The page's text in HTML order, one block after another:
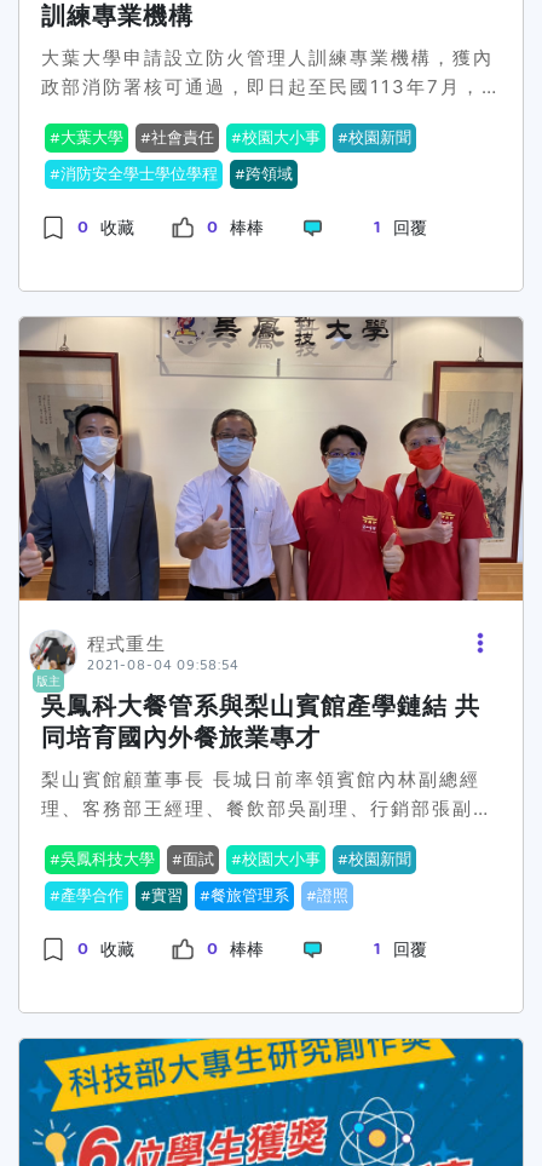
訓練專業機構
大葉大學申請設立防火管理人訓練專業機構，獲內
政部消防署核可通過，即日起至民國113年7月，
防安全學士學位學程講師林璟汶表示，根據相關法
規，公共場所必須有專人擔任防火管理人，且防火
災害預防能力以及緊急應變能力。有感於大學的社
業機構，結合學校跨領域的師資與專業實驗室設
備，提供初訓、複訓課程，培訓防火管理人防災能
力，共同為公共場所消防安全把關。消防安全學程
助理教授周中祺進一步說，防火管理人訓練課程包
含學科與術科，除了相關知識講述，也會安排學員
體驗室內消防栓、滅火器操作、垂降等實務訓練。
消防安全學程主任葉啟輝說，大葉大學長期與彰化
縣消防局合辦教育訓練活動，協助新竹縣政府辦理
古蹟防災演練，並針對不同年齡層與不同場域，設
計了一系列防災宣導及體驗活動，學校的專業實驗
室也能提供化學暨氣體系統滅火設備、水系統滅火
配線、消防安全檢查等訓練。工學院院長李清華指
出，大葉大學積極推動環境教育與防災教育，民國
101年取得行政院環保署「環境教育機構認證證
書」，民國104年再獲行政院環保署「環境教育設
施場所」認證。有感於產業對消防安全人才的需
求，大葉大學也在104學年度創立消防安全學士學
位學程，今年更獲內政部消防署核可，設立防火管
理人訓練專業機構，這是對學校辦學能量的肯定，
也讓大葉成為全國第一所同時通過環教機構、環教
場所與防火管理人訓練專業機構的大學。推廣教育
人培訓從五月中旬疫情緊張後便暫停訓練，大葉大
區防火管理訓練能量，將採取小班制進行防火管理
人訓練，八月開始接受預約報名，有興趣的民眾可
關注大葉大學推廣教育處網頁，或上大葉大學防災
研究中心FB查詢。 資料來源：大葉大學<<返回大
葉大學校園新聞|活動
大葉大學 社會責任 校園大小事
校園新聞
消防安全學士學位學程
跨領域
0 收藏 0 棒棒 1 回覆
版主
程式重生
2021-08-04 09:58:54
吳鳳科大餐管系與梨山賓館產學鏈結 共
同培育國內外餐旅業專才
梨山賓館顧董事長 長城日前率領賓館內林副總經
理、客務部王經理、餐飲部吳副理、行銷部張副理
餐管系主任等人，並進行新南向國際學生實習面
試，雙方為將來持續保持良好產學合作關係進行洽
學生的專業訓練，透過此次親臨拜會並參觀優美的
待未來能繼續保持更加密切的良好產學互動合作關
係。吳鳳科技大學深耕嘉義、邁向國際，為全國唯
一設有安全相關系所之科技大學，秉持「務實致
用」的教育方針，以「實習＋證照」培養學生具備
「一技之長」的行動就業力。餐旅管理系以培育
「餐旅管理」「廚藝創作」與「食品安全」為教育
吳鳳科技大學 面試 校園大小事
校園新聞
產學合作
實習 餐旅管理系 證照
0 收藏 0 棒棒 1 回覆